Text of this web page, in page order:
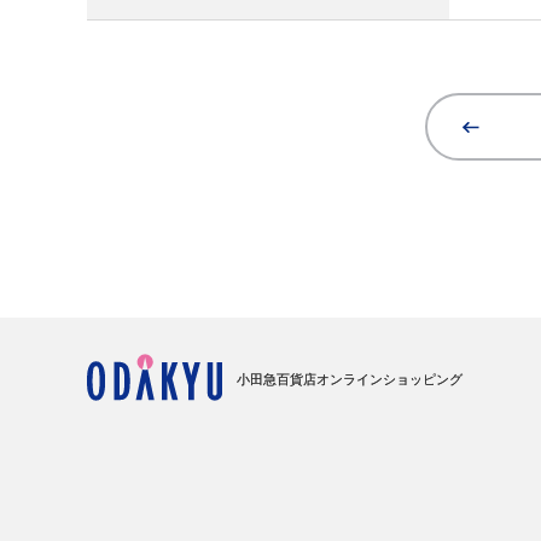
小田急百貨店オンラインショッピング